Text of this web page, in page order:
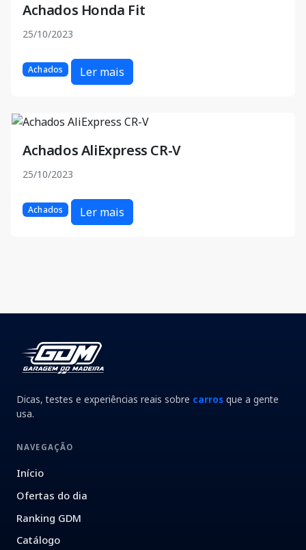
Achados Honda Fit
25/10/2023
Achados Ler mais
Achados AliExpress CR-V
25/10/2023
Achados Ler mais
Dicas, testes e experiências reais sobre carros que a gente
usa.
NAVEGAÇÃO
Início
Ofertas do dia
Ranking GDM
Catálogo